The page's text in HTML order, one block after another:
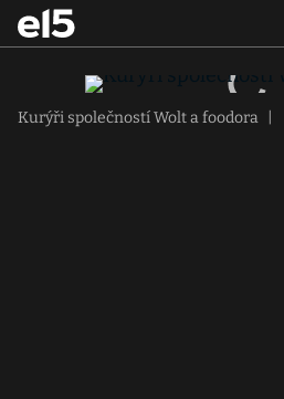
Kurýři společností Wolt a foodora